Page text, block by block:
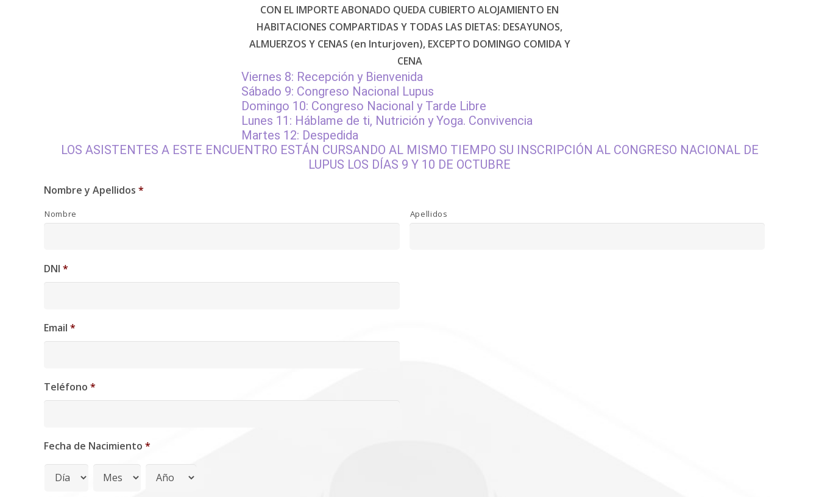
CON EL IMPORTE ABONADO QUEDA CUBIERTO ALOJAMIENTO EN
HABITACIONES COMPARTIDAS Y TODAS LAS DIETAS: DESAYUNOS,
ALMUERZOS Y CENAS (en Inturjoven), EXCEPTO DOMINGO COMIDA Y
CENA
Viernes 8: Recepción y Bienvenida
Sábado 9: Congreso Nacional Lupus
Domingo 10: Congreso Nacional y Tarde Libre
Lunes 11: Háblame de ti, Nutrición y Yoga. Convivencia
Martes 12: Despedida
LOS ASISTENTES A ESTE ENCUENTRO ESTÁN CURSANDO AL MISMO TIEMPO SU INSCRIPCIÓN AL CONGRESO NACIONAL DE
LUPUS LOS DÍAS 9 Y 10 DE OCTUBRE
Nombre y Apellidos *
Nombre Apellidos
DNI *
Email *
Teléfono *
Fecha de Nacimiento *